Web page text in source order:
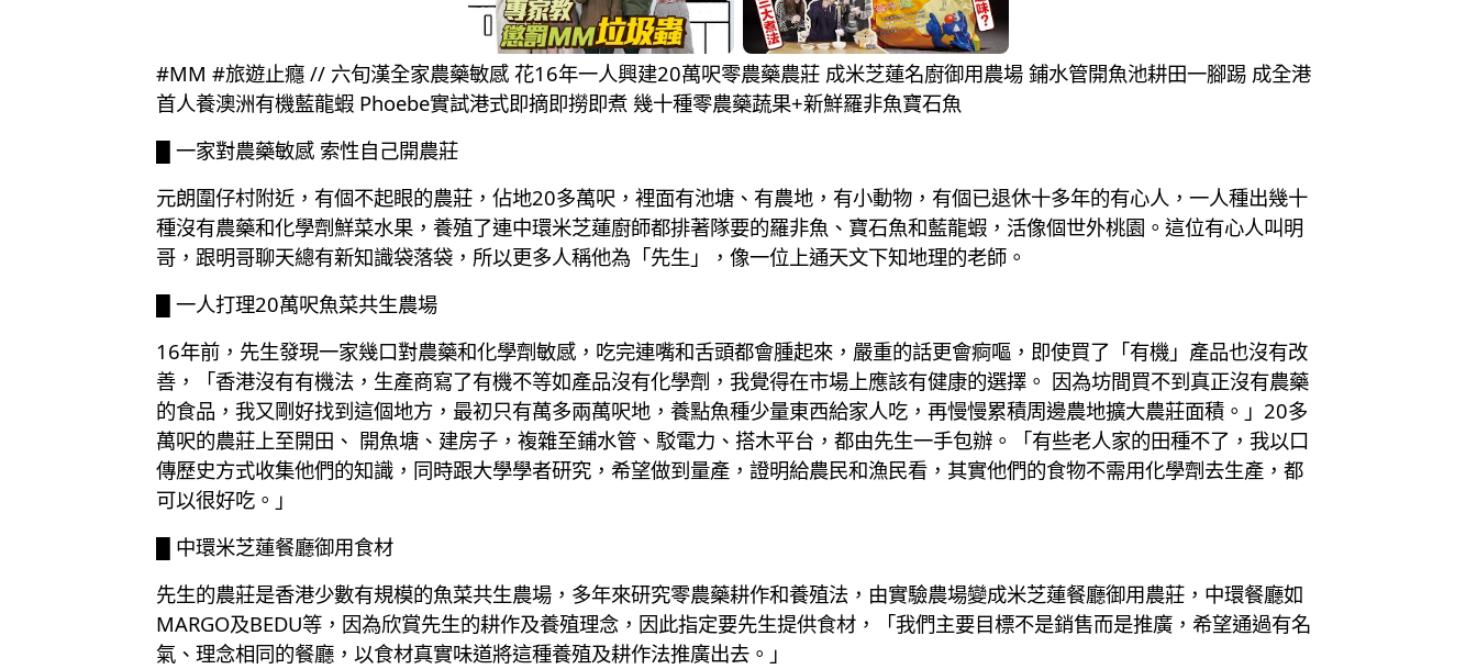
#MM #旅遊止癮 // 六旬漢全家農藥敏感 花16年一人興建20萬呎零農藥農莊 成米芝蓮名廚御用農場 鋪水管開魚池耕田一腳踢 成全港
首人養澳洲有機藍龍蝦 Phoebe實試港式即摘即撈即煮 幾十種零農藥蔬果+新鮮羅非魚寶石魚
█ 一家對農藥敏感 索性自己開農莊
元朗圍仔村附近，有個不起眼的農莊，佔地20多萬呎，裡面有池塘、有農地，有小動物，有個已退休十多年的有心人，一人種出幾十
種沒有農藥和化學劑鮮菜水果，養殖了連中環米芝蓮廚師都排著隊要的羅非魚、寶石魚和藍龍蝦，活像個世外桃園。這位有心人叫明
哥，跟明哥聊天總有新知識袋落袋，所以更多人稱他為「先生」，像一位上通天文下知地理的老師。
█ 一人打理20萬呎魚菜共生農場
16年前，先生發現一家幾口對農藥和化學劑敏感，吃完連嘴和舌頭都會腫起來，嚴重的話更會痾嘔，即使買了「有機」產品也沒有改
善，「香港沒有有機法，生產商寫了有機不等如產品沒有化學劑，我覺得在市場上應該有健康的選擇。 因為坊間買不到真正沒有農藥
的食品，我又剛好找到這個地方，最初只有萬多兩萬呎地，養點魚種少量東西給家人吃，再慢慢累積周邊農地擴大農莊面積。」20多
萬呎的農莊上至開田、 開魚塘、建房子，複雜至鋪水管、駁電力、搭木平台，都由先生一手包辦。「有些老人家的田種不了，我以口
傳歷史方式收集他們的知識，同時跟大學學者研究，希望做到量產，證明給農民和漁民看，其實他們的食物不需用化學劑去生產，都
可以很好吃。」
█ 中環米芝蓮餐廳御用食材
先生的農莊是香港少數有規模的魚菜共生農場，多年來研究零農藥耕作和養殖法，由實驗農場變成米芝蓮餐廳御用農莊，中環餐廳如
MARGO及BEDU等，因為欣賞先生的耕作及養殖理念，因此指定要先生提供食材，「我們主要目標不是銷售而是推廣，希望通過有名
氣、理念相同的餐廳，以食材真實味道將這種養殖及耕作法推廣出去。」